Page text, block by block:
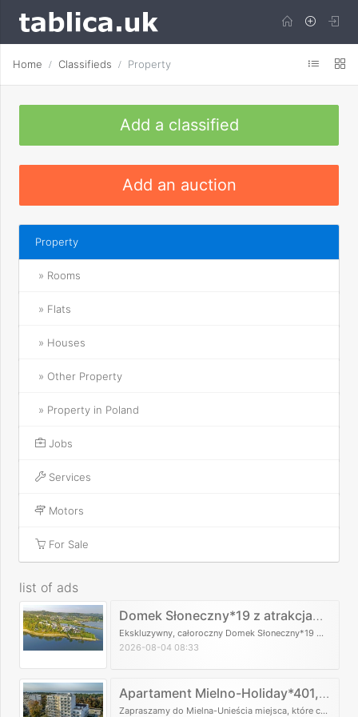
Home Classifieds Property
Add a classified
Add an auction
Property
» Rooms
» Flats
» Houses
» Other Property
» Property in Poland
Jobs
Services
Motors
For Sale
list of ads
Domek Słoneczny*19 z atrakcjami
Lemon Resort SPA.
Ekskluzywny, całoroczny Domek Słoneczny*19 mi
eści się w samym sercu nowoczesnego ośrodka w
Dunajcem, przy samym Jeziorze Rożnowskim. Do
wykończony domek o powierzchni 60m2. Dla 6-ci
u osób, tak aby Wasz pobyt tutaj był niezapomnian
2026-08-04 08:33
Apartament Mielno-Holiday*401, n
ad samym morzem.
Zapraszamy do Mielna-Unieścia miejsca, które cha